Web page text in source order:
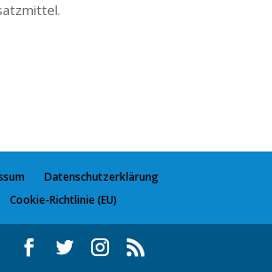
Datenschutzerklärung
Cookie-Richtlinie (EU)